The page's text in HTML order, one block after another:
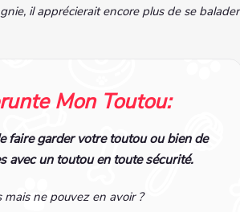
il apprécierait encore plus de se balader
Mon Toutou:
faire garder votre toutou ou bien de
avec un toutou en toute sécurité.
mais ne pouvez en avoir ?